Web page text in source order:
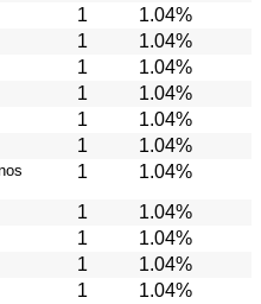
1 1.04%
1 1.04%
1 1.04%
1 1.04%
1 1.04%
1 1.04%
1 1.04%
1 1.04%
1 1.04%
1 1.04%
1 1.04%